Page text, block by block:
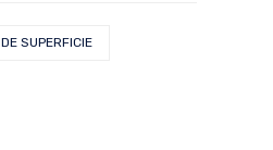
SUPERFICIE